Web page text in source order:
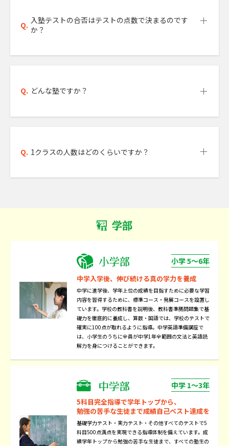
Q. 入塾テストの合否はテストの点数で決まるのです
か？
Q. どんな塾ですか？
Q. 1クラスの人数はどのくらいですか？
学部
小学 5～6年
中学入学後、伸び続ける真の学力を養成
中学に進学後、学年上位の成績を目指すために必要な学習
内容を習得するために、標準コース・発展コースを設置し
ています。学校の教科書を説明後、教科書準拠問題集で基
礎力を徹底的に養成し、算数・国語では、学校のテストで
確実に100点が取れるように指導。中学英語準備講座で
は、小学生のうちに全員が中学1年全範囲の文法と英語読
解力を身につけることができます。
中学 1～3年
5科目完全指導で学年トップから、
勉強の苦手な生徒まで成績自己ベスト達成を
基礎学力テスト・実力テスト・その他すべてのテストで5
科目500点満点を実現できる指導体制を備えています。成
績学年トップから勉強の苦手な生徒まで、すべての塾生の